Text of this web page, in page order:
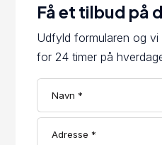
Få et tilbud på
Udfyld formularen og
for 24 timer på